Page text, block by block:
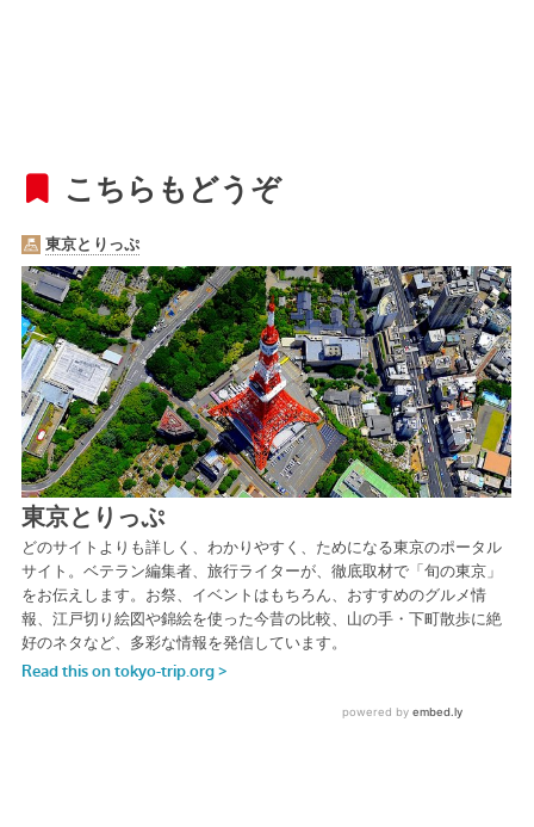
こちらもどうぞ